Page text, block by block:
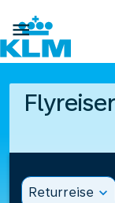

Returreise expand_more